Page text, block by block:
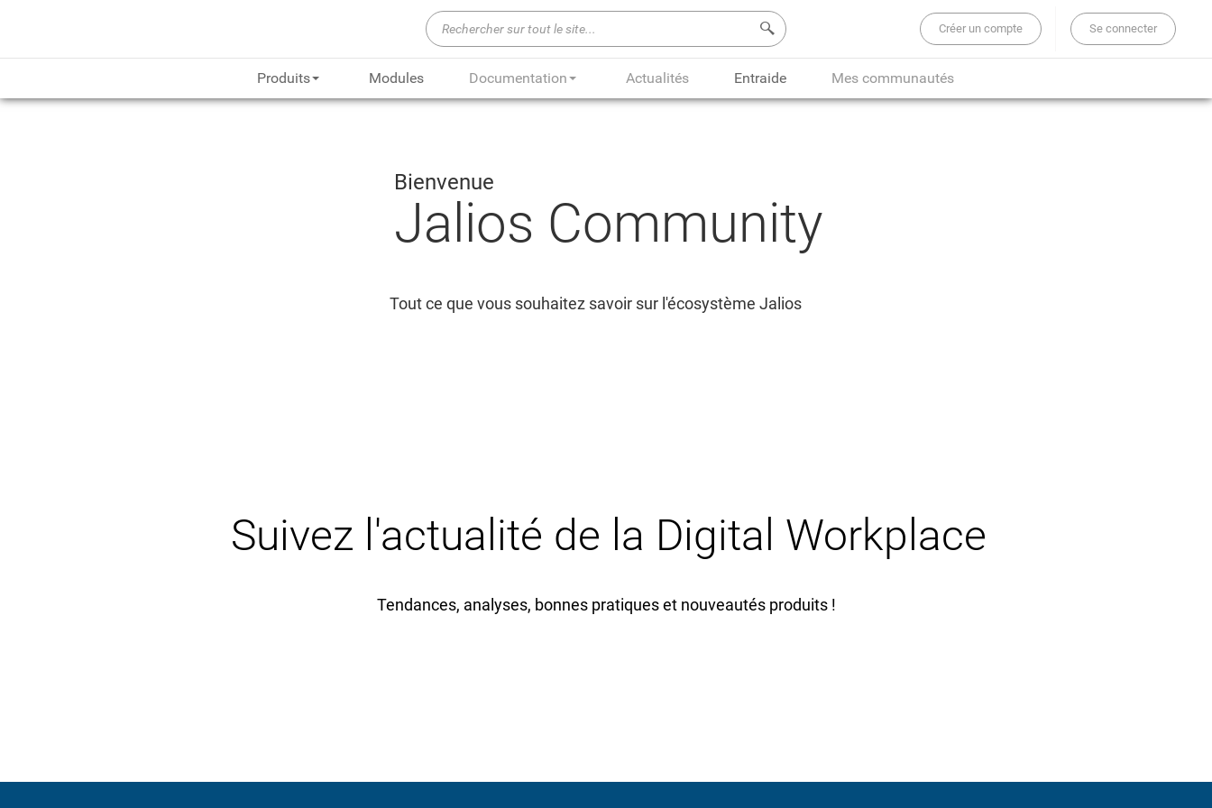
Rechercher sur tout le site...
Créer un compte Se connecter
Produits Modules Documentation Actualités Entraide Mes communautés
Bienvenue
Jalios Community
Tout ce que vous souhaitez savoir sur l'écosystème Jalios
Suivez l'actualité de la Digital Workplace
Tendances, analyses, bonnes pratiques et nouveautés produits !